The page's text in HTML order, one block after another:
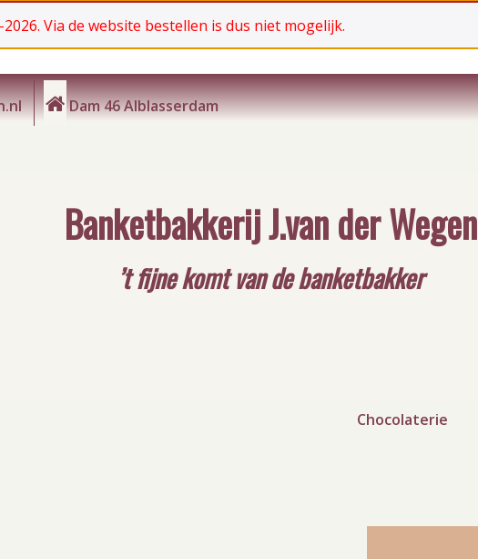
Via de website bestellen is dus niet mogelijk.
Dam 46 Alblasserdam
Banketbakkerij J.van der Wegen
’t fijne komt van de banketbakker
Chocolaterie